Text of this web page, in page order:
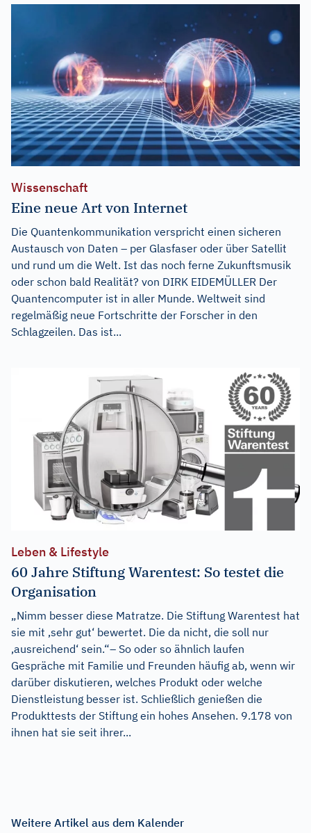
Wissenschaft
Eine neue Art von Internet
Die Quantenkommunikation verspricht einen sicheren
Austausch von Daten – per Glasfaser oder über Satellit
und rund um die Welt. Ist das noch ferne Zukunftsmusik
oder schon bald Realität? von DIRK EIDEMÜLLER Der
Quantencomputer ist in aller Munde. Weltweit sind
regelmäßig neue Fortschritte der Forscher in den
Schlagzeilen. Das ist...
Leben & Lifestyle
60 Jahre Stiftung Warentest: So testet die
Organisation
„Nimm besser diese Matratze. Die Stiftung Warentest hat
sie mit ‚sehr gut‘ bewertet. Die da nicht, die soll nur
‚ausreichend‘ sein.“– So oder so ähnlich laufen
Gespräche mit Familie und Freunden häufig ab, wenn wir
darüber diskutieren, welches Produkt oder welche
Dienstleistung besser ist. Schließlich genießen die
Produkttests der Stiftung ein hohes Ansehen. 9.178 von
ihnen hat sie seit ihrer...
Weitere Artikel aus dem Kalender